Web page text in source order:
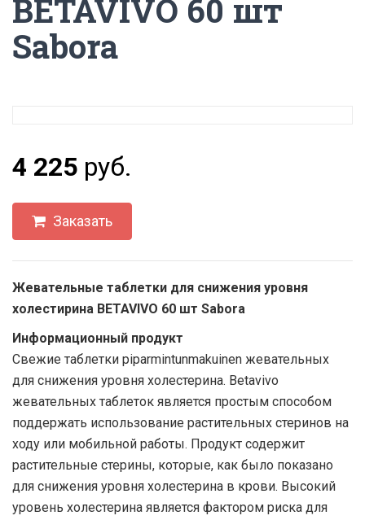
BETAVIVO 60 шт
Sabora
4 225 руб.
Заказать
Жевательные таблетки для снижения уровня
холестирина BETAVIVO 60 шт Sabora
Информационный продукт
Свежие таблетки piparmintunmakuinen жевательных
для снижения уровня холестерина. Betavivo
жевательных таблеток является простым способом
поддержать использование растительных стеринов на
ходу или мобильной работы. Продукт содержит
растительные стерины, которые, как было показано
для снижения уровня холестерина в крови. Высокий
уровень холестерина является фактором риска для